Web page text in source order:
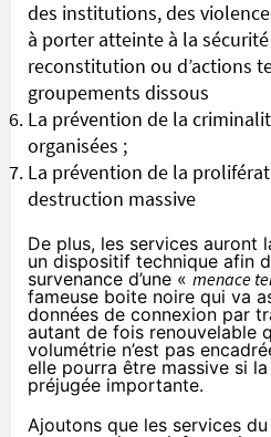
des institutions, des
à porter atteinte à la
reconstitution ou d’actions
groupements dissous
La prévention de la
organisées ;
La prévention de la
destruction massive
De plus, les services auront
un dispositif technique afin
survenance d’une « menace
fameuse boite noire qui va
données de connexion par
autant de fois renouvelable
volumétrie n’est pas
elle pourra être massive si la
préjugée importante.
Ajoutons que les services